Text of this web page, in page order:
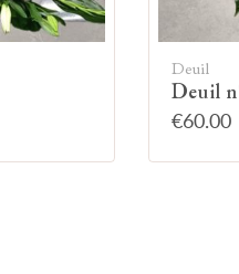
Deuil
Deuil
€60.00